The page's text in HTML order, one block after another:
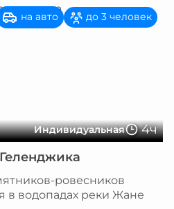
Индивидуальная 4ч
на авто до 3 человек
ровесников
в водопадах реки Жане